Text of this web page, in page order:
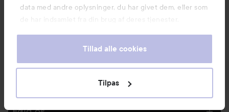
data med andre oplysninger, du har givet dem, eller som
de har indsamlet fra din brug af deres tjenester.
Tillad alle cookies
Tilpas
KØB KØB